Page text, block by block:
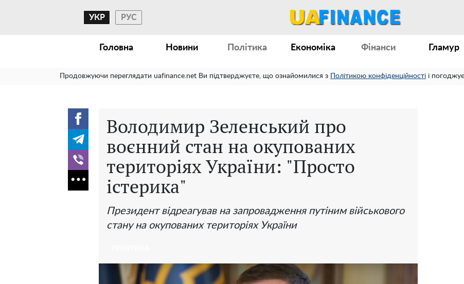
УКР РУС
Головна Новини Політика Економіка Фінанси Гламур
Продовжуючи переглядати uafinance.net Ви підтверджуєте, що ознайомилися з Політикою конфіденційності і
Володимир Зеленський про
воєнний стан на окупованих
територіях України: "Просто
істерика"
Президент відреагував на запровадження путіним військового
стану на окупованих територіях України